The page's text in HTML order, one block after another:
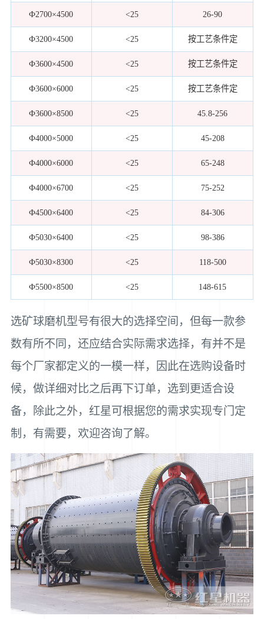
Ф2700×4500 <25 26-90
Ф3200×4500 <25 按工艺条件定
Ф3600×4500 <25 按工艺条件定
Ф3600×6000 <25 按工艺条件定
Ф3600×8500 <25 45.8-256
Ф4000×5000 <25 45-208
Ф4000×6000 <25 65-248
Ф4000×6700 <25 75-252
Ф4500×6400 <25 84-306
Ф5030×6400 <25 98-386
Ф5030×8300 <25 118-500
Ф5500×8500 <25 148-615
选矿球磨机型号有很大的选择空间，但每一款参
数有所不同，还应结合实际需求选择，有并不是
每个厂家都定义的一模一样，因此在选购设备时
候，做详细对比之后再下订单，选到更适合设
备，除此之外，红星可根据您的需求实现专门定
制，有需要，欢迎咨询了解。